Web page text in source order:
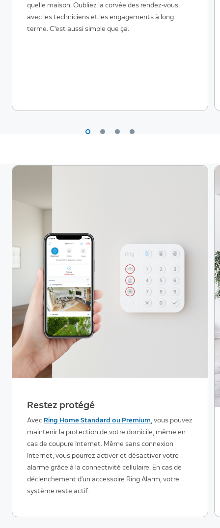
quelle maison. Oubliez la corvée des rendez-vous
avec les techniciens et les engagements à long
terme. C'est aussi simple que ça.
Restez protégé
Avec Ring Home Standard ou Premium, vous pouvez
maintenir la protection de votre domicile, même en
cas de coupure Internet. Même sans connexion
Internet, vous pourrez activer et désactiver votre
alarme grâce à la connectivité cellulaire. En cas de
déclenchement d'un accessoire Ring Alarm, votre
système reste actif.